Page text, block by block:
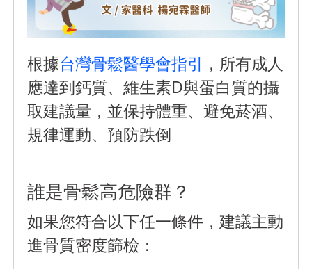
根據台灣骨鬆醫學會指引 ，所有成人
應達到鈣質、維生素D與蛋白質的攝
取建議量，並保持體重、避免菸酒、
規律運動、預防跌倒
誰是骨鬆高危險群？
如果您符合以下任一條件，建議主動
進骨質密度篩檢：